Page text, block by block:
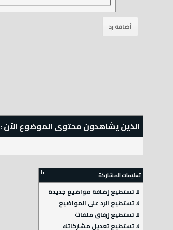
الذين يشاهدون محتوى الموضوع الآن : 1
تعليمات المشاركة
لا تستطيع إضافة مواضيع جديدة
لا تستطيع الرد على المواضيع
لا تستطيع إرفاق ملفات
لا تستطيعتعديل مشاركاتك